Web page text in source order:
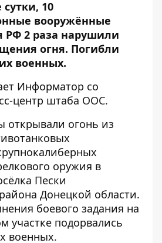
10
вооружённые
2 раза нарушили
огня. Погибли
военных.
Информатор со
центр штаба ООС.
открывали огонь из
оружия в
Пески
Донецкой области.
боевого задания на
участке подорвались
военных.